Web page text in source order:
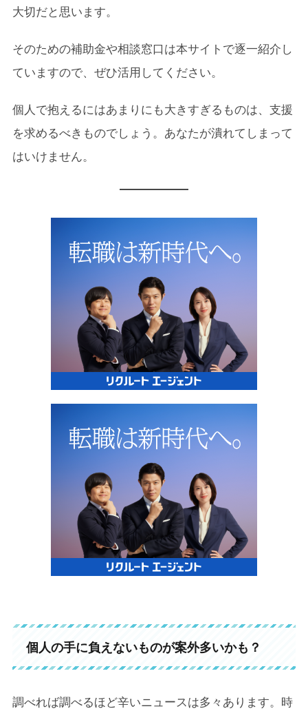
大切だと思います。
そのための補助金や相談窓口は本サイトで逐一紹介し
ていますので、ぜひ活用してください。
個人で抱えるにはあまりにも大きすぎるものは、支援
を求めるべきものでしょう。あなたが潰れてしまって
はいけません。
個人の手に負えないものが案外多いかも？
調べれば調べるほど辛いニュースは多々あります。時